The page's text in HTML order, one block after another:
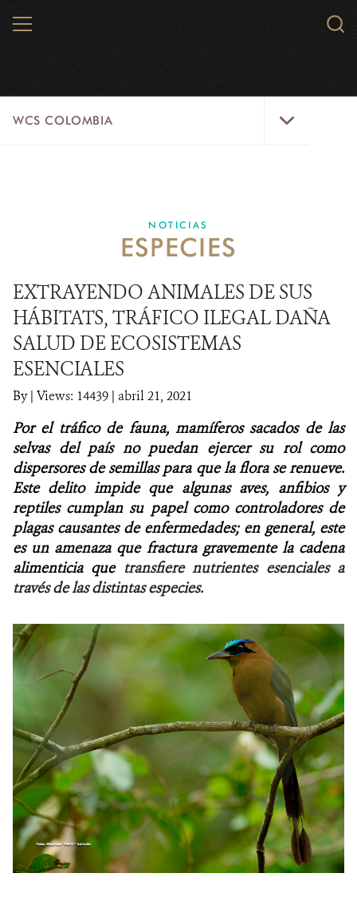
MENU
WCS COLOMBIA
EJES ESTRATÉGICOS
LÍNEAS DE ACCIÓN
MICROSITIOS
NOTICIAS
WCS VISUAL
PUBLICACIONES
ALIADOS Y ALIANZAS
COBERTURA EN MEDIOS DE COMUNICACIÓN
INFORME ANUAL WCS
DONA
NOTICIAS
ESPECIES
EXTRAYENDO ANIMALES DE SUS
HÁBITATS, TRÁFICO ILEGAL DAÑA
SALUD DE ECOSISTEMAS
ESENCIALES
By| Views: 14439 | abril 21, 2021
Por el tráfico de fauna, mamíferos sacados de las
selvas del país no puedan ejercer su rol como
dispersores de semillas para que la flora se renueve.
Este delito impide que algunas aves, anfibios y
reptiles cumplan su papel como controladores de
plagas causantes de enfermedades; en general, este
es un amenaza que fractura gravemente la cadena
alimenticia que transfiere nutrientes esenciales a
través de las distintas especies.